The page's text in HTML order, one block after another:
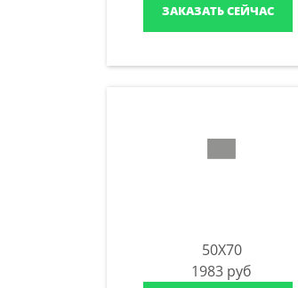
ЗАКАЗАТЬ СЕЙЧАС
50X70
1983 руб